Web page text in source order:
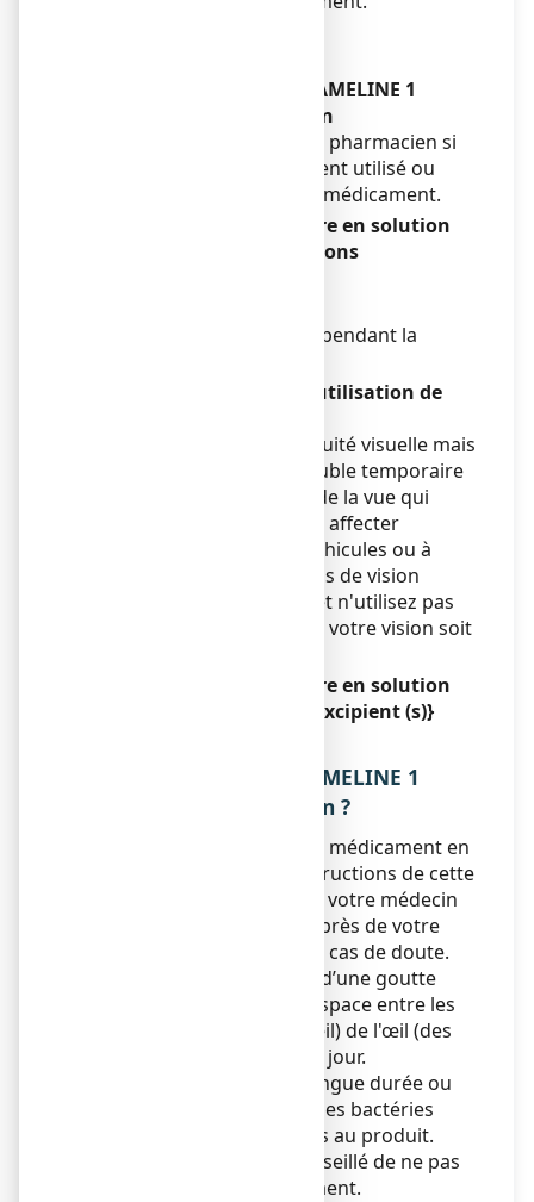
Autres médicaments et ZAMELINE 1
mg/mL, collyre en solution
Informez votre médecin ou pharmacien si
vous utilisez, avez récemment utilisé ou
pourriez utiliser tout autre médicament.
ZAMELINE 1 mg/mL, collyre en solution
avec des aliments et boissons
ZAMELINE peut être utilisé pendant la
Conduite de véhicules et utilisation de
ZAMELINE n'affecte pas l'acuité visuelle mais
peut induire une vision trouble temporaire
ou d'autres perturbations de la vue qui
pourraient potentiellement affecter
l’aptitude à conduire des véhicules ou à
utiliser des machines. En cas de vision
trouble, ne conduisez pas et n'utilisez pas
de machines jusqu’à ce que votre vision soit
ZAMELINE 1 mg/mL, collyre en solution
contient {nommer le/les excipient (s)}
3. COMMENT UTILISER ZAMELINE 1
mg/mL, collyre en solution ?
Veillez à toujours utiliser ce médicament en
suivant exactement les instructions de cette
notice ou les indications de votre médecin
ou pharmacien. Vérifiez auprès de votre
médecin ou pharmacien en cas de doute.
La dose recommandée est d’une goutte
dans le sac conjonctival (l'espace entre les
paupières inférieures et l'œil) de l'œil (des
yeux) à traiter 4 à 6 fois par jour.
Eviter les traitements de longue durée ou
fréquemment répétés, car les bactéries
peuvent devenir résistantes au produit.
Pour cette raison, il est conseillé de ne pas
dépasser 8 jours de traitement.